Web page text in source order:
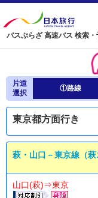
バスぷらざ 高速バス 検索・
片道
選択
①路線
東京都方面行き
萩・山口－東京線（萩
山口(萩)⇒東京